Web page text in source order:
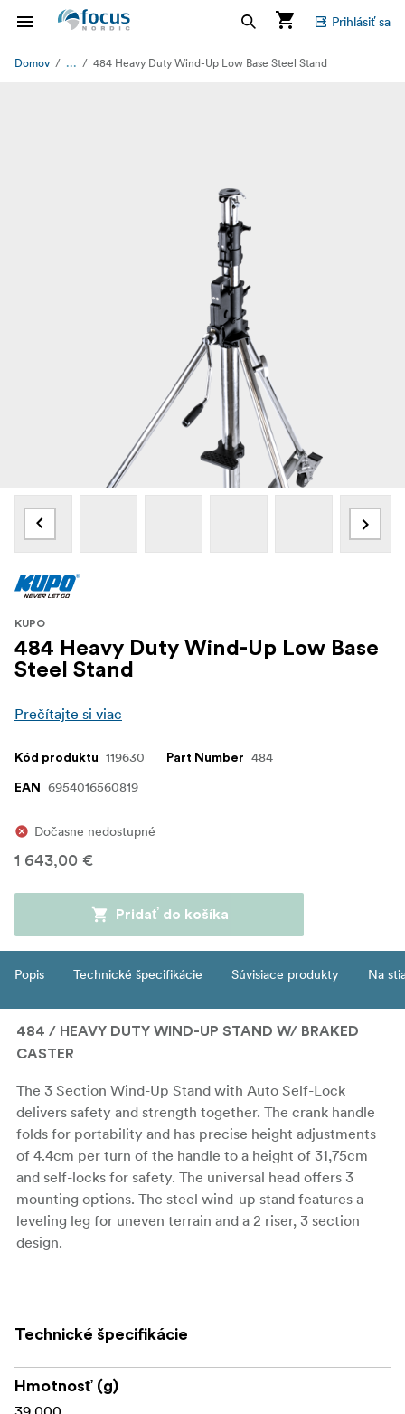
Prihlásiť sa
Domov ... 484 Heavy Duty Wind-Up Low Base Steel Stand
KUPO
484 Heavy Duty Wind-Up Low Base
Steel Stand
Prečítajte si viac
Kód produktu 119630 Part Number 484
EAN 6954016560819
Dočasne nedostupné
1 643,00 €
Pridať do košíka
Popis Technické špecifikácie Súvisiace produkty Na
484 / HEAVY DUTY WIND-UP STAND W/ BRAKED
CASTER
The 3 Section Wind-Up Stand with Auto Self-Lock
delivers safety and strength together. The crank handle
folds for portability and has precise height adjustments
of 4.4cm per turn of the handle to a height of 31,75cm
and self-locks for safety. The universal head offers 3
mounting options. The steel wind-up stand features a
leveling leg for uneven terrain and a 2 riser, 3 section
design.
Product Weight: 22.82kg
Technické špecifikácie
Hmotnosť (g)